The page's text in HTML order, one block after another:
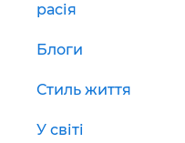
расія
Блоги
Стиль життя
У світі